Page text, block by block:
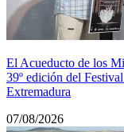
El Acueducto de los
39º edición del
Extremadura
07/08/2026